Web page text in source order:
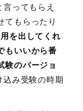
言ってもらえ
てもらったり
を出してくれ
もいいから番
験のバージョ
込み受験の時期